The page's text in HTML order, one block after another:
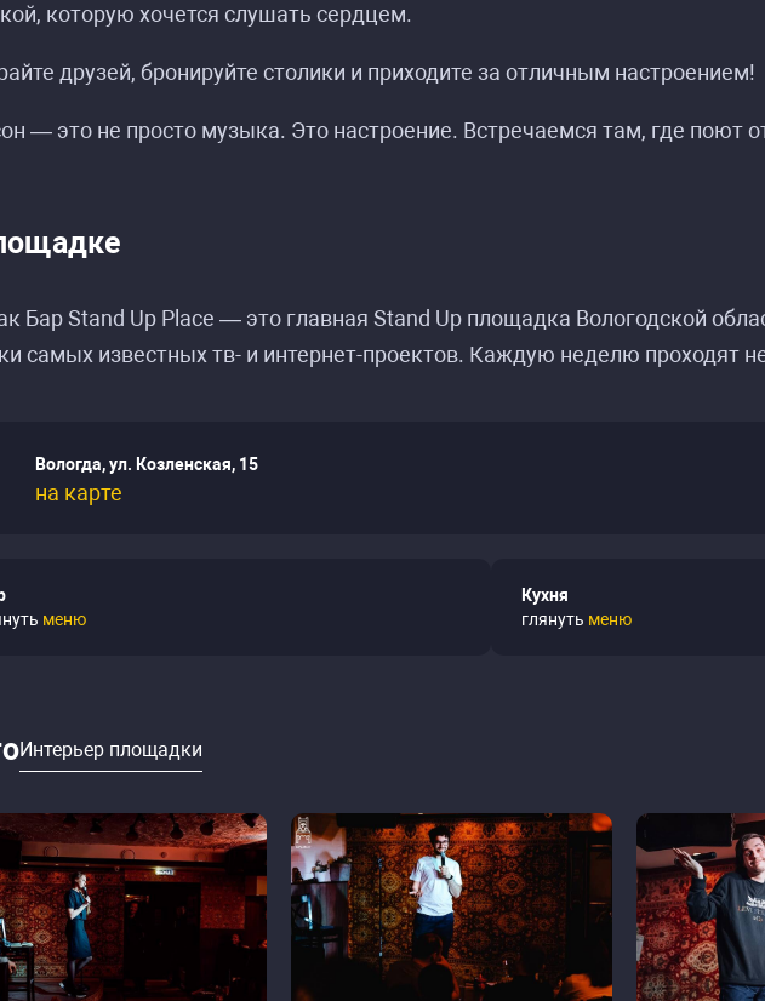
которую хочется слушать сердцем.
друзей, бронируйте столики и приходите за отличным настроением!
— это не просто музыка. Это настроение. Встречаемся там, где поют
Бар Stand Up Place — это главная Stand Up площадка Вологодской
самых известных тв- и интернет-проектов. Каждую неделю проходят
Вологда, ул. Козленская, 15
на карте
меню
Кухня
глянуть меню
Интерьер площадки